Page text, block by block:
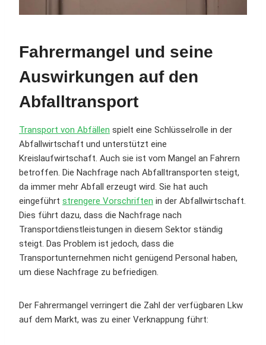
Fahrermangel und seine
Auswirkungen auf den
Abfalltransport
Transport von Abfällen spielt eine Schlüsselrolle in der
Abfallwirtschaft und unterstützt eine
Kreislaufwirtschaft. Auch sie ist vom Mangel an Fahrern
betroffen. Die Nachfrage nach Abfalltransporten steigt,
da immer mehr Abfall erzeugt wird. Sie hat auch
eingeführt strengere Vorschriften in der Abfallwirtschaft.
Dies führt dazu, dass die Nachfrage nach
Transportdienstleistungen in diesem Sektor ständig
steigt. Das Problem ist jedoch, dass die
Transportunternehmen nicht genügend Personal haben,
um diese Nachfrage zu befriedigen.
Der Fahrermangel verringert die Zahl der verfügbaren Lkw
auf dem Markt, was zu einer Verknappung führt: